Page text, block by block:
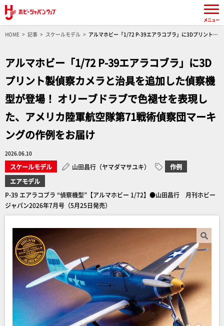
HOME 記事 スケールモデル
アルマホビー「1/72 P-39エアラコブラ」に3Dプリント製
アルマホビー「1/72 P-39エアラコブラ」に3D
プリント製偵察カメラと治具を追加した偵察機
型が登場！ オリーブドラブで色褪せを表現し
た、アメリカ陸軍航空隊第71戦術偵察団マーキ
ングの作例をお届け
2026.06.10
スケールモデル 山田昌行（ヤマダマサユキ）
作例
エアモデル
P-39 エアラコブラ “偵察機型”【アルマホビー 1/72】●山田昌行 月刊ホビー
ジャパン2026年7月号（5月25日発売）
メニュー